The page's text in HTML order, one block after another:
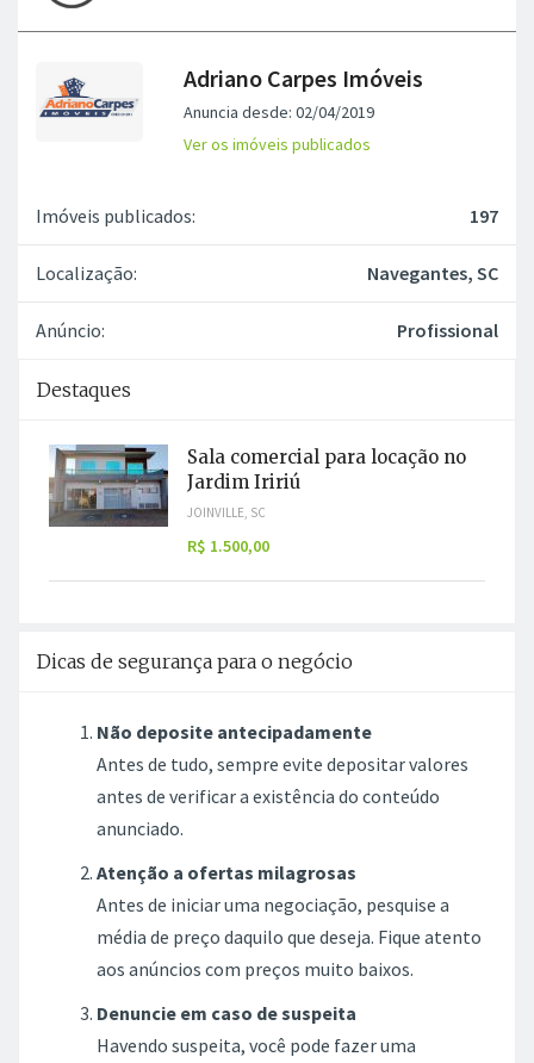
Adriano Carpes Imóveis
Anuncia desde: 02/04/2019
Ver os imóveis publicados
Imóveis publicados: 197
Localização: Navegantes, SC
Anúncio: Profissional
Destaques
Sala comercial para locação no
Jardim Iririú
JOINVILLE, SC
R$ 1.500,00
Dicas de segurança para o negócio
Não deposite antecipadamente
Antes de tudo, sempre evite depositar valores
antes de verificar a existência do conteúdo
anunciado.
Atenção a ofertas milagrosas
Antes de iniciar uma negociação, pesquise a
média de preço daquilo que deseja. Fique atento
aos anúncios com preços muito baixos.
Denuncie em caso de suspeita
Havendo suspeita, você pode fazer uma